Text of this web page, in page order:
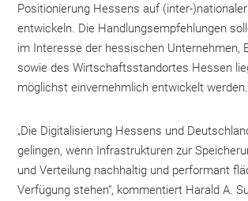
Positionierung Hessens auf (inter-
entwickeln. Die Handlungsempfehlungen
im Interesse der hessischen Unternehmen,
sowie des Wirtschaftsstandortes Hessen
möglichst einvernehmlich entwickelt werden.
„Die Digitalisierung Hessens und
gelingen, wenn Infrastrukturen zur
und Verteilung nachhaltig und performant
Verfügung stehen“, kommentiert Harald A.